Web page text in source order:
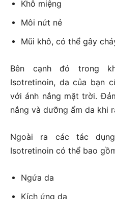
Khô miệng
Môi nứt nẻ
Mũi khô, có thể gây
Bên cạnh đó trong
Isotretinoin, da của bạn
với ánh nắng mặt trời.
nắng và dưỡng ẩm da khi
Ngoài ra các tác
Isotretinoin có thể bao
Ngứa da
Kích ứng da